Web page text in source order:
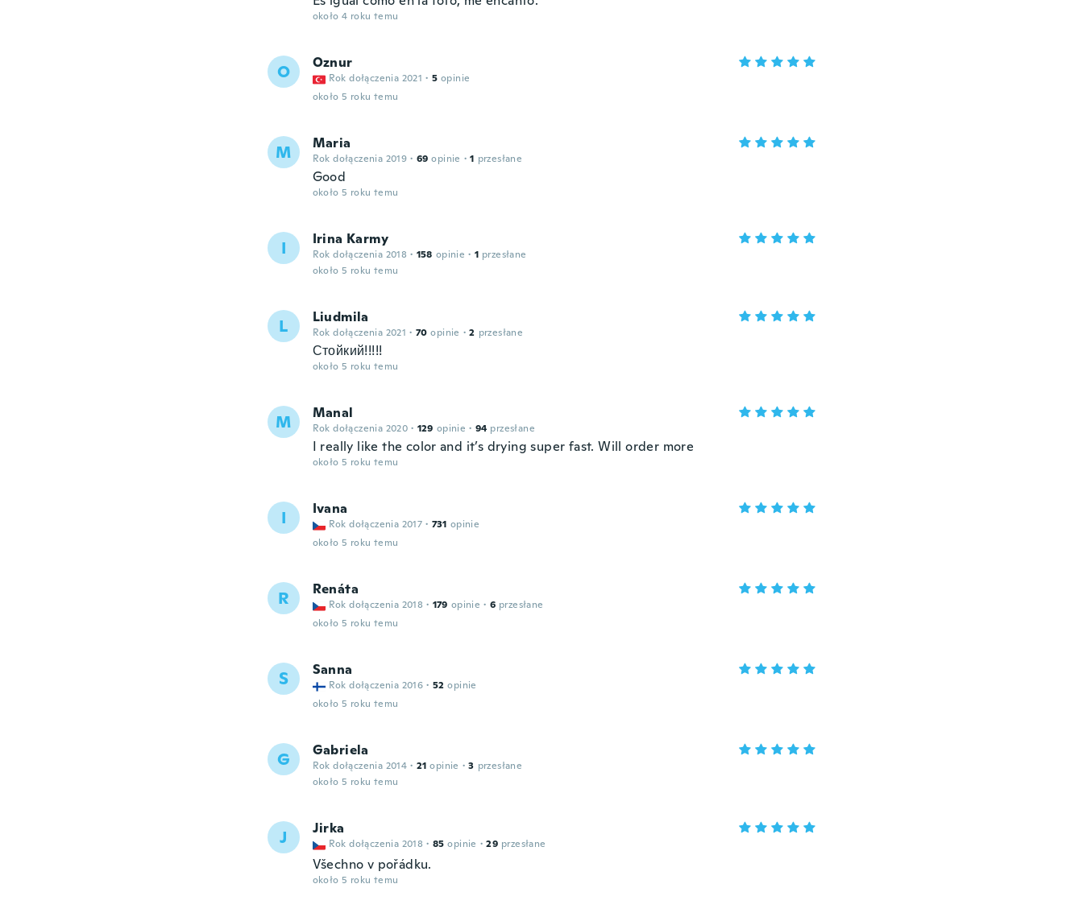
około 4 roku temu
O Oznur
Rok dołączenia 2021 · 5 opinie
około 5 roku temu
M Maria
Rok dołączenia 2019 · 69 opinie · 1 przesłane
Good
około 5 roku temu
I Irina Karmy
Rok dołączenia 2018 · 158 opinie · 1 przesłane
około 5 roku temu
L Liudmila
Rok dołączenia 2021 · 70 opinie · 2 przesłane
Стойкий!!!!!
około 5 roku temu
M Manal
Rok dołączenia 2020 · 129 opinie · 94 przesłane
I really like the color and it’s drying super fast. Will order more
około 5 roku temu
I Ivana
Rok dołączenia 2017 · 731 opinie
około 5 roku temu
R Renáta
Rok dołączenia 2018 · 179 opinie · 6 przesłane
około 5 roku temu
S Sanna
Rok dołączenia 2016 · 52 opinie
około 5 roku temu
G Gabriela
Rok dołączenia 2014 · 21 opinie · 3 przesłane
około 5 roku temu
J Jirka
Rok dołączenia 2018 · 85 opinie · 29 przesłane
Všechno v pořádku.
około 5 roku temu